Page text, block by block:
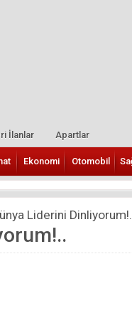
İlanlar Apartlar
Ekonomi Otomobil
Liderini